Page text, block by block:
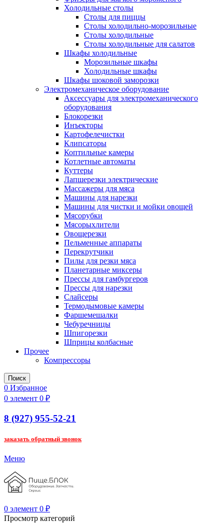
Холодильные столы
Столы для пиццы
Столы холодильно-морозильные
Столы холодильные
Столы холодильные для салатов
Шкафы холодильные
Mорозильные шкафы
Холодильные шкафы
Шкафы шоковой заморозки
Электромеханическое оборудование
Аксессуары для электромеханического
оборудования
Блокорезки
Инъекторы
Картофелечистки
Клипсаторы
Коптильные камеры
Котлетные автоматы
Куттеры
Лапшерезки электрические
Массажеры для мяса
Машины для нарезки
Машины для чистки и мойки овощей
Мясорубки
Мясорыхлители
Овощерезки
Пельменные аппараты
Перекрутчики
Пилы для резки мяса
Планетарные миксеры
Прессы для гамбургеров
Прессы для нарезки
Слайсеры
Термодымовые камеры
Фаршемешалки
Чебуречницы
Шпигорезки
Шприцы колбасные
Прочее
Компрессоры
Поиск
0 Избранное
0 элемент 0 ₽
8 (927) 955-52-21
заказать обратный звонок
Меню
0 элемент 0 ₽
Просмотр категорий